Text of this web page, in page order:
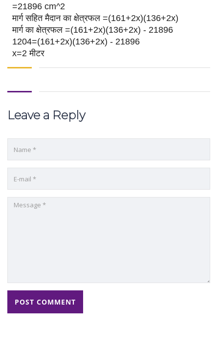
=21896 cm^2
मार्ग सहित मैदान का क्षेत्रफल =(161+2x)(136+2x)
मार्ग का क्षेत्रफल =(161+2x)(136+2x) - 21896
1204=(161+2x)(136+2x) - 21896
x=2 मीटर
Leave a Reply